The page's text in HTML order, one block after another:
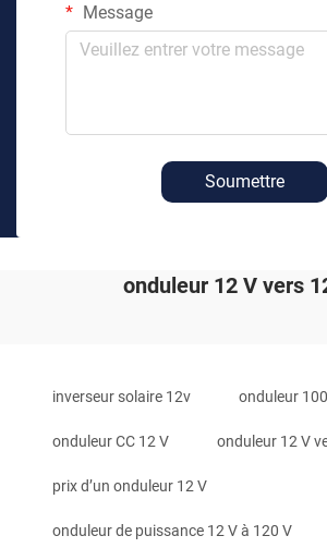
Message
Soumettre
onduleur 12 V vers
inverseur solaire 12v onduleur
onduleur CC 12 V onduleur 12 V
prix d’un onduleur 12 V
onduleur de puissance 12 V à 120 V